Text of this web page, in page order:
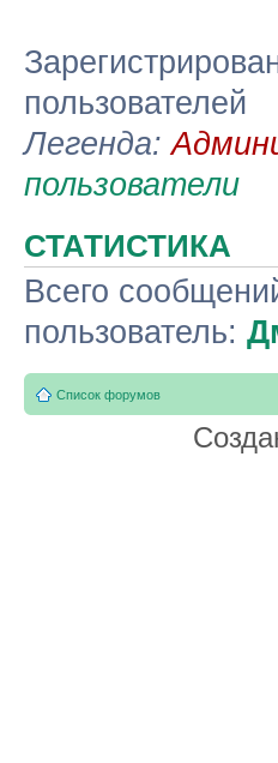
пользователей
Легенда:
пользователи
СТАТИСТИКА
Всего
пользователь:
Список форумов